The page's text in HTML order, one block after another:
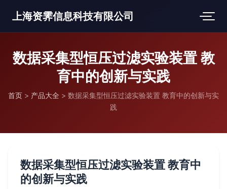
上海资霁信息科技有限公司
数据采集型恒压过滤实验装置 教
育中的创新与实践
首页 > 产品大全 > 数据采集型恒压过滤实验装置 教育中的创新与实
践
数据采集型恒压过滤实验装置 教育中
的创新与实践